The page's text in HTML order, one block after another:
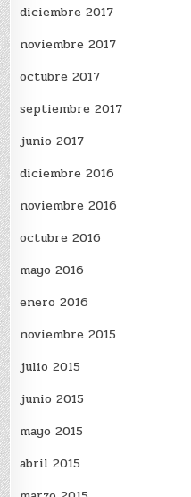
diciembre 2017
noviembre 2017
octubre 2017
septiembre 2017
junio 2017
diciembre 2016
noviembre 2016
octubre 2016
mayo 2016
enero 2016
noviembre 2015
julio 2015
junio 2015
mayo 2015
abril 2015